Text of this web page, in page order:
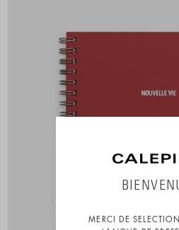
MERCI DE